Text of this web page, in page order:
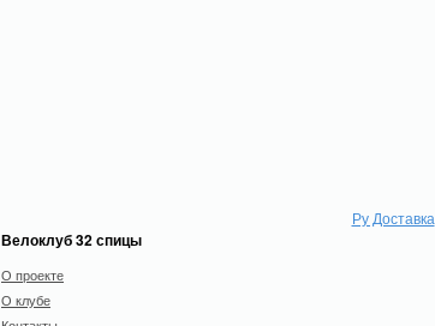
Ру Доставка
Велоклуб 32 спицы
О проекте
О клубе